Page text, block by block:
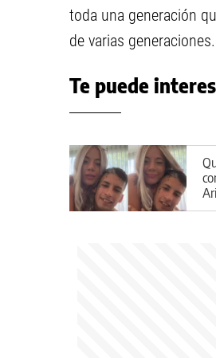
toda una generación
de varias generaciones.
Te puede